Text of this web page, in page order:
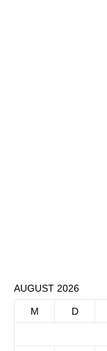
AUGUST 2026
M D